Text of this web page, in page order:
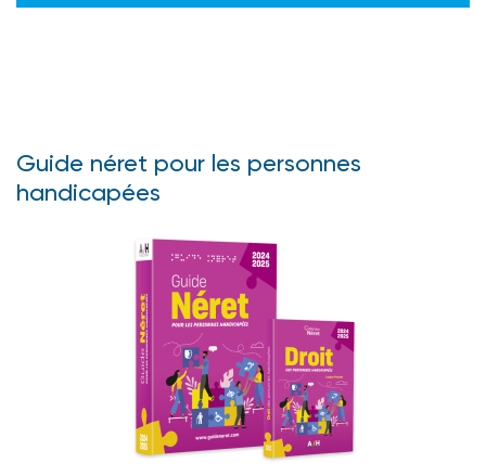
Guide néret pour les personnes
handicapées